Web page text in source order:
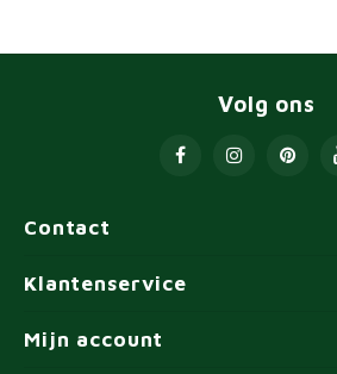
Contact
Volg ons
Klantenservice
Mijn account